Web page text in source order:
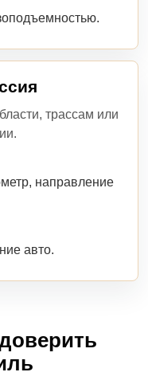
трассам или
направление
авто.